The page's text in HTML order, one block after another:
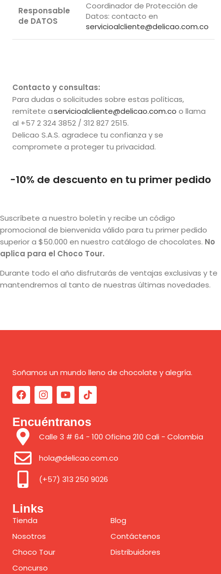
Responsable
de DATOS
Coordinador de Protección de
Datos: contacto en
servicioalcliente@delicao.com.co
Contacto y consultas:
Para dudas o solicitudes sobre estas políticas,
remítete aservicioalcliente@delicao.com.co o llama
al +57 2 324 3852 / 312 827 2515.
Delicao S.A.S. agradece tu confianza y se
compromete a proteger tu privacidad.
-10% de descuento en tu primer pedido
Suscríbete a nuestro boletín y recibe un código
promocional de bienvenida válido para tu primer pedido
superior a $50.000 en nuestro catálogo de chocolates. No
aplica para el Choco Tour.
Durante todo el año disfrutarás de ventajas exclusivas y te
mantendremos al tanto de nuestras últimas novedades.
Soñamos un mundo lleno de chocolate y alegría.
Encuéntranos
Calle 3 # 64 - 100 Oficina 210 Cali - Colombia
hola@delicao.com.co
(+57) 313 250 9026
Links
Tienda
Nosotros
Choco Tour
Concurso
Blog
Contáctenos
Distribuidores